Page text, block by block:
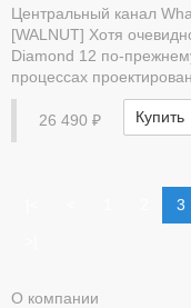
Центральный канал
[WALNUT] Хотя
Diamond 12 по-
процессах
26 490 ₽ Купить
3
О компании